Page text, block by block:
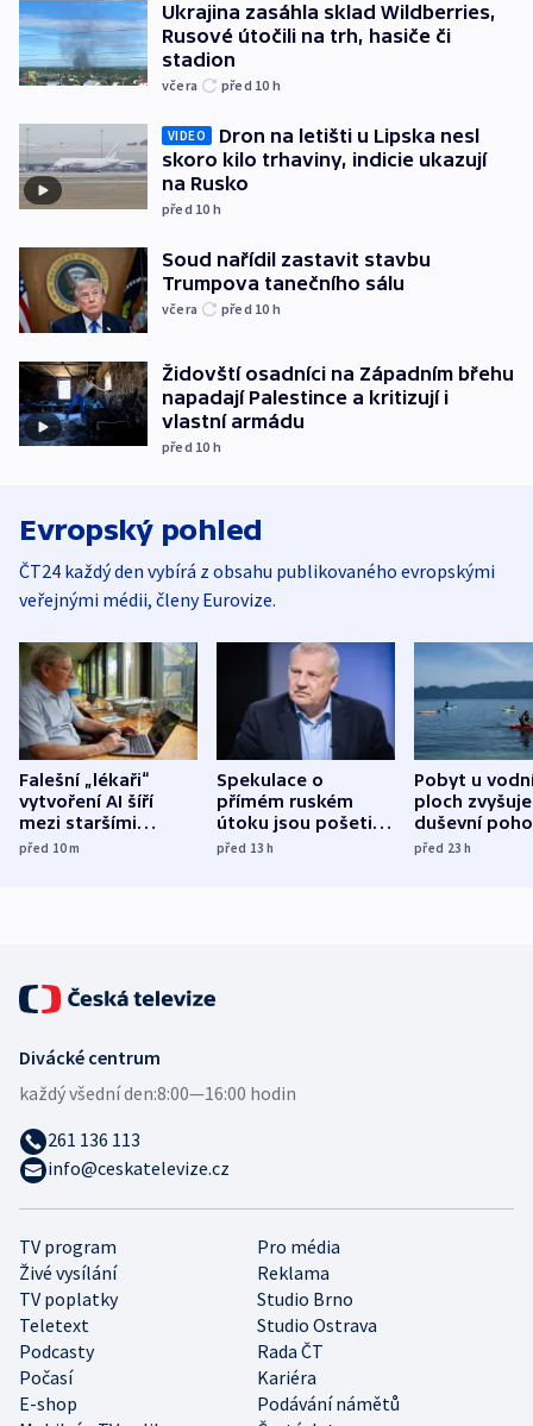
Ukrajina zasáhla sklad Wildberries,
Rusové útočili na trh, hasiče či
stadion
včera před 10 h
VIDEO
Dron na letišti u Lipska nesl
skoro kilo trhaviny, indicie ukazují
na Rusko
před 10 h
Soud nařídil zastavit stavbu
Trumpova tanečního sálu
včera před 10 h
Židovští osadníci na Západním břehu
napadají Palestince a kritizují i
vlastní armádu
před 10 h
Evropský pohled
ČT24 každý den vybírá z obsahu publikovaného evropskými
veřejnými médii, členy Eurovize.
Falešní „lékaři“
vytvoření AI šíří
mezi staršími
Poláky nebezpečné
před 10m
Spekulace o
přímém ruském
útoku jsou pošetilé,
míní estonský
před 13h
Pobyt u
ploch zvyšuje
duševní
ukázala
před 23h
TV program
Pro média
Živé vysílání
Reklama
TV poplatky
Studio Brno
Teletext
Studio Ostrava
Podcasty
Rada ČT
Počasí
Kariéra
E-shop
Podávání námětů
Divácké centrum
každý všední den:8:00—16:00 hodin
261 136 113
info@ceskatelevize.cz